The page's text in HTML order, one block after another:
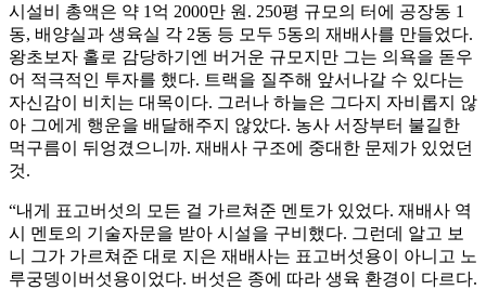
시설비 총액은 약 1억 2000만 원. 250평 규모의 터에 공장동 1
동, 배양실과 생육실 각 2동 등 모두 5동의 재배사를 만들었다.
왕초보자 홀로 감당하기엔 버거운 규모지만 그는 의욕을 돋우
어 적극적인 투자를 했다. 트랙을 질주해 앞서나갈 수 있다는
자신감이 비치는 대목이다. 그러나 하늘은 그다지 자비롭지 않
아 그에게 행운을 배달해주지 않았다. 농사 서장부터 불길한
먹구름이 뒤엉겼으니까. 재배사 구조에 중대한 문제가 있었던
것.
“내게 표고버섯의 모든 걸 가르쳐준 멘토가 있었다. 재배사 역
시 멘토의 기술자문을 받아 시설을 구비했다. 그런데 알고 보
니 그가 가르쳐준 대로 지은 재배사는 표고버섯용이 아니고 노
루궁뎅이버섯용이었다. 버섯은 종에 따라 생육 환경이 다르다.